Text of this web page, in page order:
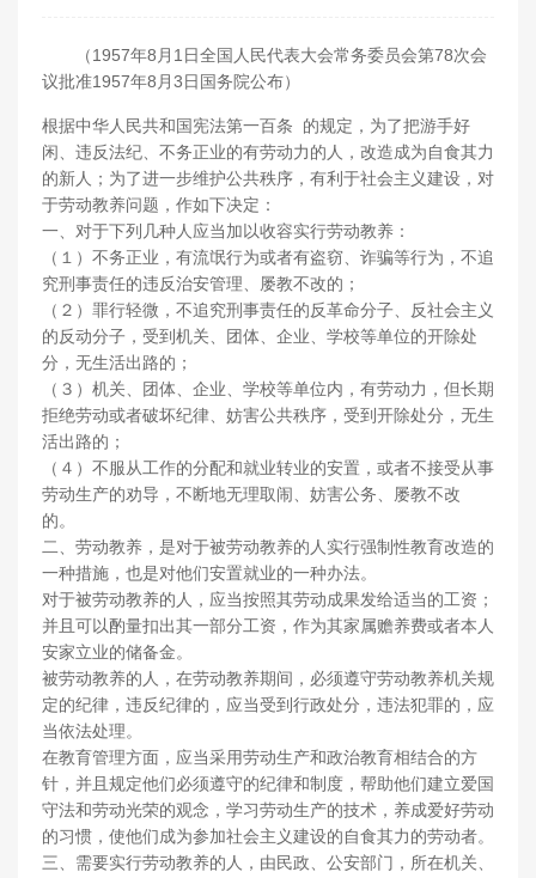
（1957年8月1日全国人民代表大会常务委员会第78次会
议批准1957年8月3日国务院公布）
根据中华人民共和国宪法第一百条 的规定，为了把游手好
闲、违反法纪、不务正业的有劳动力的人，改造成为自食其力
的新人；为了进一步维护公共秩序，有利于社会主义建设，对
于劳动教养问题，作如下决定：
一、对于下列几种人应当加以收容实行劳动教养：
（１）不务正业，有流氓行为或者有盗窃、诈骗等行为，不追
究刑事责任的违反治安管理、屡教不改的；
（２）罪行轻微，不追究刑事责任的反革命分子、反社会主义
的反动分子，受到机关、团体、企业、学校等单位的开除处
分，无生活出路的；
（３）机关、团体、企业、学校等单位内，有劳动力，但长期
拒绝劳动或者破坏纪律、妨害公共秩序，受到开除处分，无生
活出路的；
（４）不服从工作的分配和就业转业的安置，或者不接受从事
劳动生产的劝导，不断地无理取闹、妨害公务、屡教不改
的。
二、劳动教养，是对于被劳动教养的人实行强制性教育改造的
一种措施，也是对他们安置就业的一种办法。
对于被劳动教养的人，应当按照其劳动成果发给适当的工资；
并且可以酌量扣出其一部分工资，作为其家属赡养费或者本人
安家立业的储备金。
被劳动教养的人，在劳动教养期间，必须遵守劳动教养机关规
定的纪律，违反纪律的，应当受到行政处分，违法犯罪的，应
当依法处理。
在教育管理方面，应当采用劳动生产和政治教育相结合的方
针，并且规定他们必须遵守的纪律和制度，帮助他们建立爱国
守法和劳动光荣的观念，学习劳动生产的技术，养成爱好劳动
的习惯，使他们成为参加社会主义建设的自食其力的劳动者。
三、需要实行劳动教养的人，由民政、公安部门，所在机关、